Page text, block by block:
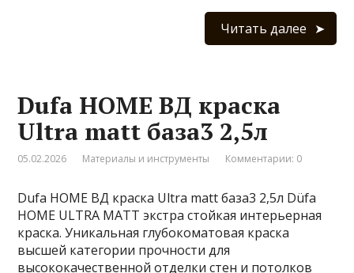
Читать далее
Dufa HOME ВД краска
Ultra matt база3 2,5л
05.02.2026 Материалы и инструменты Комментарии: 0
Dufa HOME ВД краска Ultra matt база3 2,5л Düfa
HOME ULTRA MATT экстра стойкая интерьерная
краска. Уникальная глубокоматовая краска
высшей категории прочности для
высококачественной отделки стен и потолков